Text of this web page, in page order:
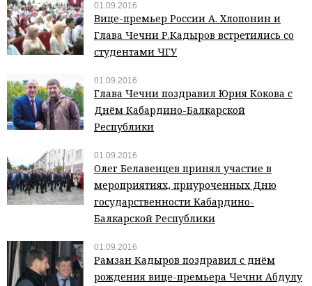
01.09.2016
Вице-премьер России А. Хлопонин и
Глава Чечни Р.Кадыров встретились со
студентами ЧГУ
01.09.2016
Глава Чечни поздравил Юрия Кокова с
Днём Кабардино-Балкарской
Республики
01.09.2016
Олег Белавенцев принял участие в
мероприятиях, приуроченных Дню
государственности Кабардино-
Балкарской Республики
01.09.2016
Рамзан Кадыров поздравил с днём
рождения вице-премьера Чечни Абдулу